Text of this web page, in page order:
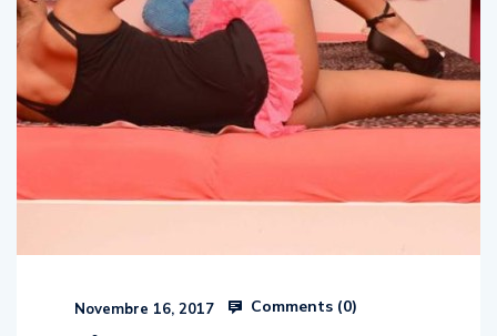
Novembre 16, 2017 Comments (0)